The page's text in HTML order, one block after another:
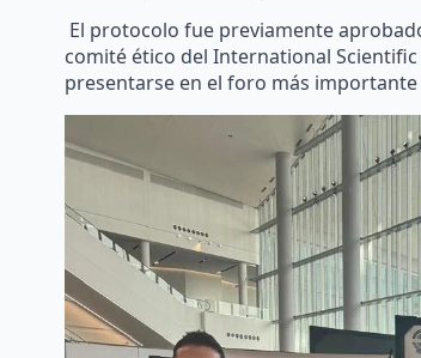
El protocolo fue previamente
comité ético del International
presentarse en el foro más